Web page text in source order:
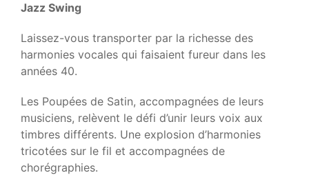
Jazz Swing
Laissez-vous transporter par la richesse des
harmonies vocales qui faisaient fureur dans les
années 40.
Les Poupées de Satin, accompagnées de leurs
musiciens, relèvent le défi d’unir leurs voix aux
timbres différents. Une explosion d’harmonies
tricotées sur le fil et accompagnées de
chorégraphies.